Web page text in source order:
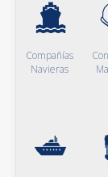
Compañías
Navieras